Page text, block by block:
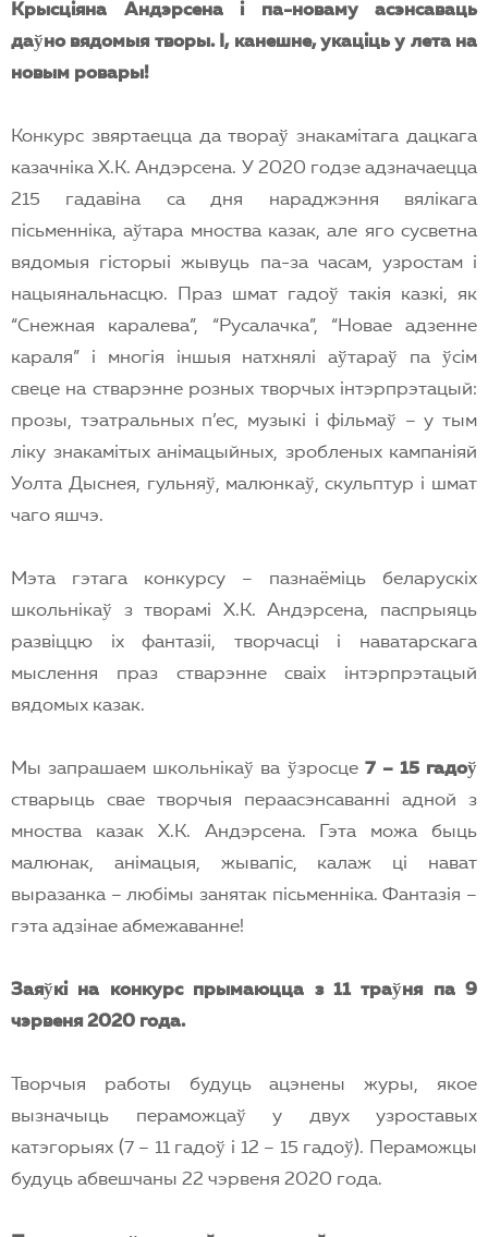
Крысцiяна Андэрсена i па-новаму асэнсаваць
даўно вядомыя творы. I, канешне, укацiцьу лета на
новым ровары!
Конкурс звяртаецца да твораў знакамiтага дацкага
казачнiка Х.К. Андэрсена. У 2020 годзе адзначаецца
215 гадавiна са дня нараджэння вялiкага
пiсьменнiка, аўтара мноства казак, але яго сусветна
вядомыя гiсторыi жывуць па-за часам, узростам i
нацыянальнасцю. Праз шмат гадоў такiя казкi, як
“Снежная каралева”, “Русалачка”, “Новае адзенне
караля” i многiя iншыя натхнялi аўтараў па ўсiм
свеце на стварэнне розных творчых iнтэрпрэтацый:
прозы, тэатральных п’ес, музыкi i фiльмаў – у тым
лiку знакамiтых анiмацыйных, зробленых кампанiяй
Уолта Дыснея, гульняў, малюнкаў, скульптур i шмат
чаго яшчэ.
Мэта гэтага конкурсу – пазнаёмiць беларускiх
школьнiкаў з творамi Х.К. Андэрсена, паспрыяць
развiццю iх фантазii, творчасцi i наватарскага
мыслення праз стварэнне сваiх iнтэрпрэтацый
вядомых казак.
Мы запрашаем школьнiкаў ва ўзросце 7 – 15 гадоў
стварыць свае творчыя пераасэнсаваннi адной з
мноства казак Х.К. Андэрсена. Гэта можа быць
малюнак, анiмацыя, жывапiс, калаж цi нават
выразанка – любiмы занятак пiсьменнiка. Фантазiя –
гэта адзiнае абмежаванне!
Заяўкi на конкурс прымаюцца з 11 траўня па 9
чэрвеня 2020 года.
Творчыя работы будуць ацэнены журы, якое
вызначыць пераможцаў у двух узроставых
катэгорыях (7 – 11 гадоў i 12 – 15 гадоў). Пераможцы
будуць абвешчаны 22 чэрвеня 2020 года.